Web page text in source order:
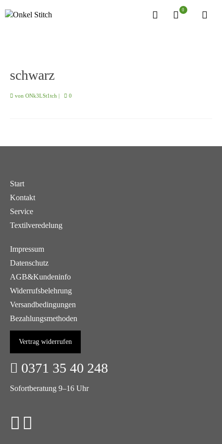
0
schwarz
von ONk3LSt1tch | 0
Start
Kontakt
Service
Textilveredelung
Impressum
Datenschutz
AGB&Kundeninfo
Widerrufsbelehrung
Versandbedingungen
Bezahlungsmethoden
Vertrag widerrufen
0371 35 40 248
Sofortberatung 9–16 Uhr